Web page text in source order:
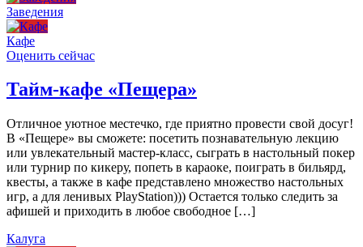
Заведения
Кафе
Оценить сейчас
Тайм-кафе «Пещера»
Отличное уютное местечко, где приятно провести свой досуг!
В «Пещере» вы сможете: посетить познавательную лекцию
или увлекательный мастер-класс, сыграть в настольный покер
или турнир по кикеру, попеть в караоке, поиграть в бильярд,
квесты, а также в кафе представлено множество настольных
игр, а для ленивых PlayStation))) Остается только следить за
афишей и приходить в любое свободное […]
Калуга